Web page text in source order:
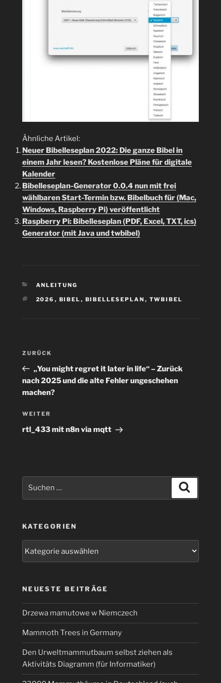
Ähnliche Artikel:
Neuer Bibelleseplan 2022: Die ganze Bibel in
einem Jahr lesen? Kostenlose Pläne für digitale
Kalender
Bibelleseplan-Generator 0.0.4 nun mit frei
wählbaren Start-Termin bzw. Bibelbuch für (Mac,
Windows, Raspberry Pi) veröffentlicht
Raspberry Pi: Bibelleseplan (PDF, Excel, TXT, ics)
Generator (mit Java und twbibel)
KATEGORIEN
ANLEITUNG
SCHLAGWÖRTER
2026 , BIBEL , BIBELLESEPLAN , TWBIBEL
Beitragsnavigation
Vorheriger
Beitrag
ZURÜCK
„You might regret it later in life“ – Zurück
nach 2025 und die alte Fehler ungeschehen
machen?
Nächster
Beitrag
WEITER
rtl_433 mit n8n via mqtt
KATEGORIEN
NEUESTE BEITRÄGE
Drzewa mamutowe w Niemczech
Mammoth Trees in Germany
Den Urweltmammutbaum selbst ziehen als
Aktivitäts Diagramm (für Informatiker)